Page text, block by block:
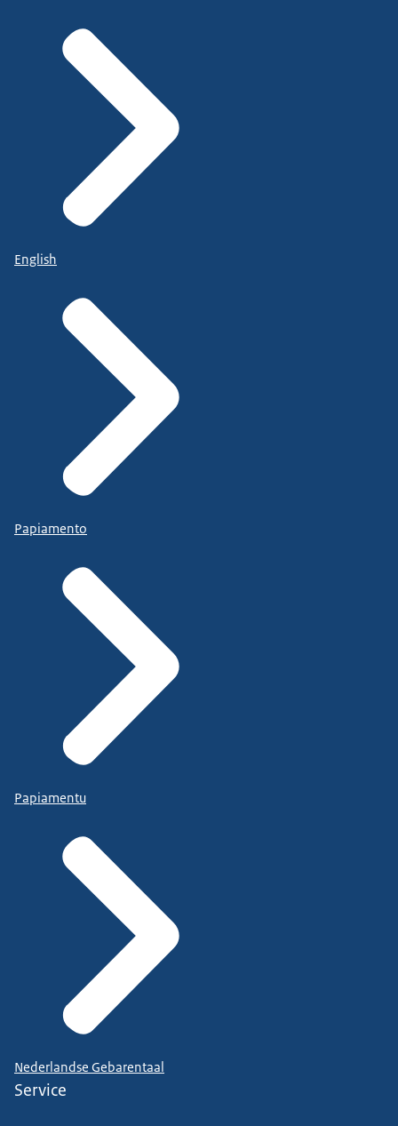
English
Papiamento
Papiamentu
Nederlandse Gebarentaal
Service